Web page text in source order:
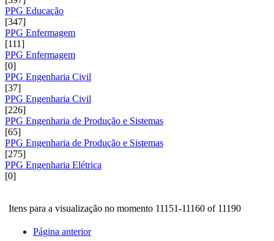
PPG Educação
[347]
PPG Enfermagem
[111]
PPG Enfermagem
[0]
PPG Engenharia Civil
[37]
PPG Engenharia Civil
[226]
PPG Engenharia de Produção e Sistemas
[65]
PPG Engenharia de Produção e Sistemas
[275]
PPG Engenharia Elétrica
[0]
Itens para a visualização no momento 11151-11160 of 11190
Página anterior